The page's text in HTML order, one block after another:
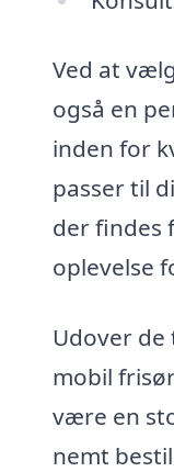
Ved at
også en
inden for
passer til
der findes
oplevelse
Udover
mobil
være en
nemt